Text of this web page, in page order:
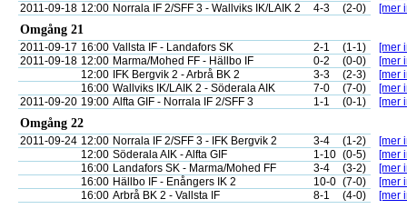
2011-09-18 12:00 Norrala IF 2/SFF 3 - Wallviks IK/LAIK 2 4-3 (2-0) [mer
Omgång 21
2011-09-17 16:00 Vallsta IF - Landafors SK 2-1 (1-1)
[mer
2011-09-18 12:00 Marma/Mohed FF - Hällbo IF 0-2 (0-0)
[mer
12:00
IFK Bergvik 2 - Arbrå BK 2 3-3 (2-3)
[mer
16:00 Wallviks IK/LAIK 2 - Söderala AIK 7-0 (7-0)
[mer
2011-09-20 19:00 Alfta GIF - Norrala IF 2/SFF 3 1-1 (0-1) [mer
Omgång 22
2011-09-24 12:00 Norrala IF 2/SFF 3 - IFK Bergvik 2 3-4 (1-2)
[mer
12:00 Söderala AIK - Alfta GIF 1-10 (0-5)
[mer
16:00 Landafors SK - Marma/Mohed FF 3-4 (3-2)
[mer
16:00 Hällbo IF - Enångers IK 2 10-0 (7-0)
[mer
16:00 Arbrå BK 2 - Vallsta IF 8-1 (4-0) [mer